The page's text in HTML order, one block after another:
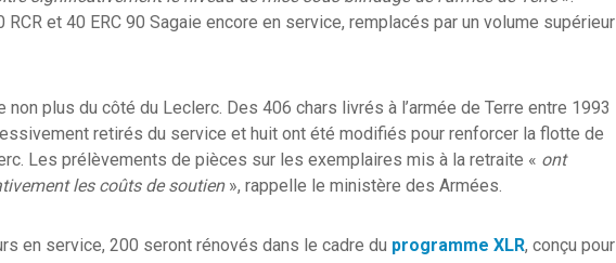
RCR et 40 ERC 90 Sagaie encore en service, remplacés par un volume supérieur
non plus du côté du Leclerc. Des 406 chars livrés à l’armée de Terre entre 1993
retirés du service et huit ont été modifiés pour renforcer la flotte de
Les prélèvements de pièces sur les exemplaires mis à la retraite « ont
les coûts de soutien», rappelle le ministère des Armées.
en service, 200 seront rénovés dans le cadre du programme XLR, conçu pour